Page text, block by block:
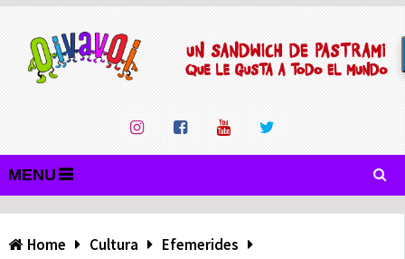
MENU
Home Cultura
Efemerides